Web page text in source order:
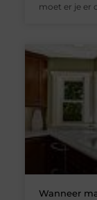
moet er je er
Wanneer